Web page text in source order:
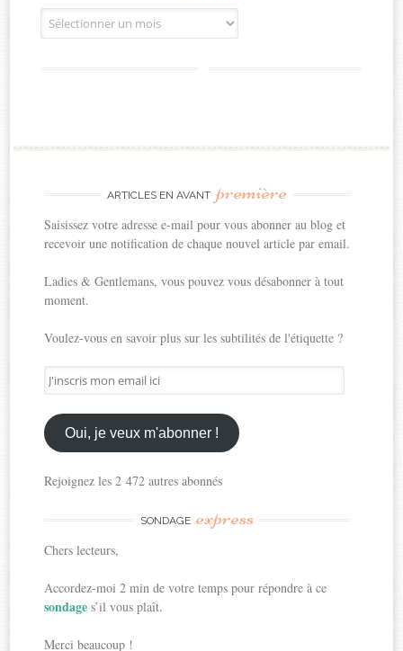
Archives
ARTICLES EN AVANT première
Saisissez votre adresse e-mail pour vous abonner au blog et
recevoir une notification de chaque nouvel article par email.
Ladies & Gentlemans, vous pouvez vous désabonner à tout
moment.
Voulez-vous en savoir plus sur les subtilités de l'étiquette ?
J'inscris
mon
email
ici
Oui, je veux m'abonner !
Rejoignez les 2 472 autres abonnés
SONDAGE express
Chers lecteurs,
Accordez-moi 2 min de votre temps pour répondre à ce
sondages’il vous plaît.
Merci beaucoup !